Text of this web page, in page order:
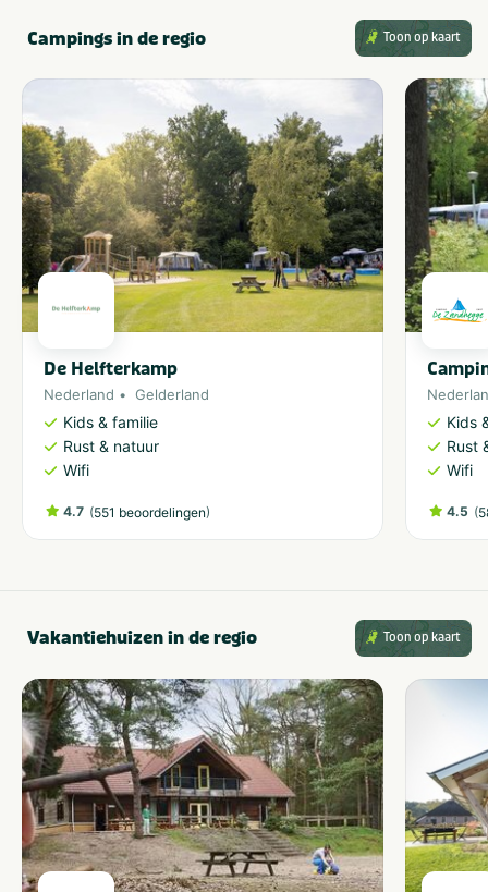
Campings in de regio Toon op kaart
De Helfterkamp
Nederland Gelderland
Kids & familie
Rust & natuur
Wifi
4.7 (551 beoordelingen)
Kids
Rust
Wifi
4.5 (
Vakantiehuizen in de regio Toon op kaart